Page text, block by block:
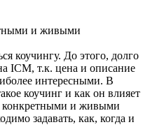
и живыми
коучингу. До этого, долго
ICM, т.к. цена и описание
интересными. В
коучинг и как он влияет
конкретными и живыми
задавать, как, когда и